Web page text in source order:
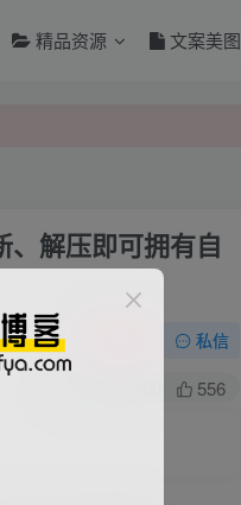
精品资源 文案美图
解压即可拥有自
私信
556